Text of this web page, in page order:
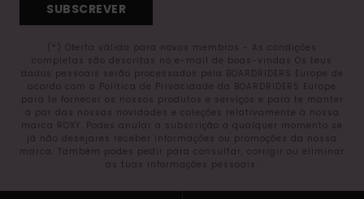
SUBSCREVER
(*) Oferta válida para novos membros - As condições
completas são descritas no e-mail de boas-vindas Os teus
dados pessoais serão processados pela BOARDRIDERS Europe de
acordo com a Política de Privacidade da BOARDRIDERS Europe
para te fornecer os nossos produtos e serviços e para te manter
a par das nossas novidades e coleções relativamente à nossa
marca ROXY. Podes anular a subscrição a qualquer momento se
já não desejares receber informações ou promoções da nossa
marca. Também podes pedir para consultar, corrigir ou eliminar
as tuas informações pessoais.